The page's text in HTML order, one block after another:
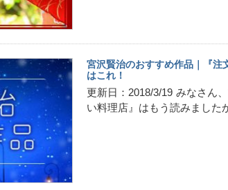
宮沢賢治のおすすめ作品｜『注
はこれ！
更新日：2018/3/19 みなさん
い料理店』はもう読みました